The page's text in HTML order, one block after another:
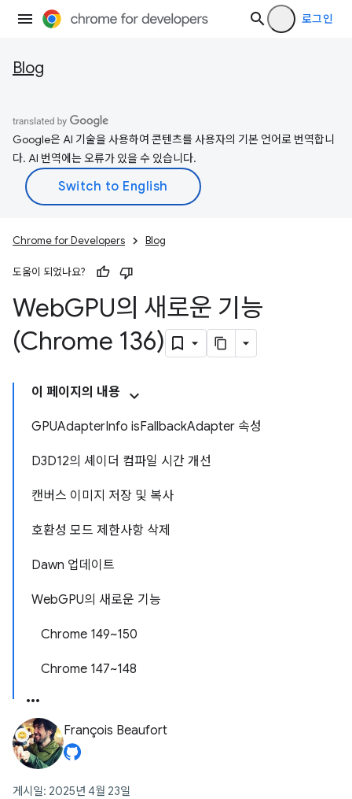
로그인
Blog
Google은 AI 기술을 사용하여 콘텐츠를 사용자의 기본 언어로 번역합니
다. AI 번역에는 오류가 있을 수 있습니다.
Chrome for Developers Blog
도움이 되었나요?
WebGPU의 새로운 기능
(Chrome 136)
이 페이지의 내용
GPUAdapterInfo isFallbackAdapter 속성
D3D12의 셰이더 컴파일 시간 개선
캔버스 이미지 저장 및 복사
호환성 모드 제한사항 삭제
Dawn 업데이트
WebGPU의 새로운 기능
Chrome 149~150
Chrome 147~148
François Beaufort
게시일: 2025년 4월 23일